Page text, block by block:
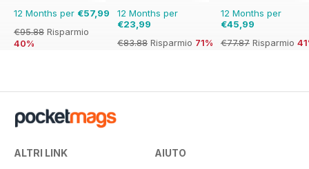
12 Months per €57,99
€95.88 Risparmio
40%
12 Months per
€23,99
€83.88 Risparmio 71%
12 Months per
€45,99
€77.87 Risparmio
ALTRI LINK AIUTO